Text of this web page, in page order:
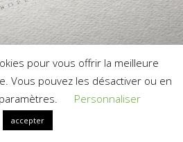
pour vous offrir la meilleure
Vous pouvez les désactiver ou en
Personnaliser
accepter